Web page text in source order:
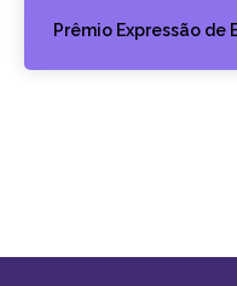
Prêmio Expressão de